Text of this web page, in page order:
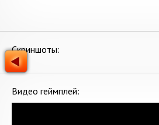
Скриншоты:
Видео геймплей: